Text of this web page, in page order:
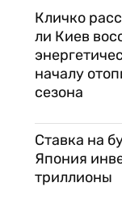
Кличко
ли Киев
началу
сезона
Ставка на
Япония
триллионы